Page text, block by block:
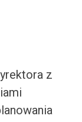
z